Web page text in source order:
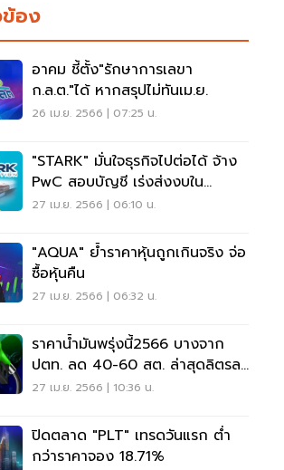
ข้อง
อาคม ชี้ตั้ง"รักษาการเลขา
ก.ล.ต."ได้ หากสรุปไม่ทันเม.ย.
26 เม.ย. 2566 | 07:25 น.
"STARK" มั่นใจธุรกิจไปต่อได้ จ้าง
PwC สอบบัญชี เร่งส่งงบใน
มิ.ย.66
27 เม.ย. 2566 | 06:10 น.
"AQUA" ย้ำราคาหุ้นถูกเกินจริง จ่อ
ซื้อหุ้นคืน
27 เม.ย. 2566 | 06:32 น.
ราคาน้ำมันพรุ่งนี้2566 บางจาก
ปตท. ลด 40-60 สต. ล่าสุดลิตรละ
กี่บาท
27 เม.ย. 2566 | 10:36 น.
ปิดตลาด "PLT" เทรดวันแรก ต่ำ
กว่าราคาจอง 18.71%